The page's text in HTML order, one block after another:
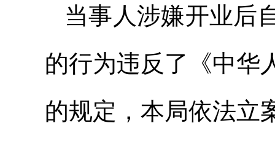
当事人涉嫌开业后
的行为违反了《中华
的规定，本局依法立